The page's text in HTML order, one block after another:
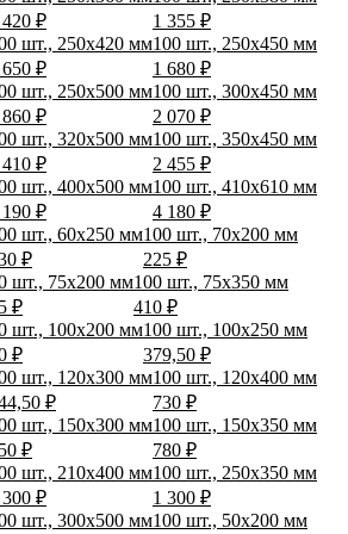
420 ₽
1 355 ₽
шт., 250x420 мм
650 ₽
100 шт., 250x450 мм
1 680 ₽
шт., 250x500 мм
860 ₽
100 шт., 300x450 мм
2 070 ₽
шт., 320x500 мм
410 ₽
100 шт., 350x450 мм
2 455 ₽
шт., 400x500 мм
₽
100 шт., 410x610 мм
4 180 ₽
шт., 60x250 мм
₽
100 шт., 70x200 мм
225 ₽
шт., 75x200 мм
₽
100 шт., 75x350 мм
410 ₽
шт., 100x200 мм
₽
100 шт., 100x250 мм
379,50 ₽
шт., 120x300 мм
₽
100 шт., 120x400 мм
730 ₽
шт., 150x300 мм
₽
100 шт., 150x350 мм
780 ₽
шт., 210x400 мм
300 ₽
100 шт., 250x350 мм
1 300 ₽
шт., 300x500 мм100 шт., 50x200 мм